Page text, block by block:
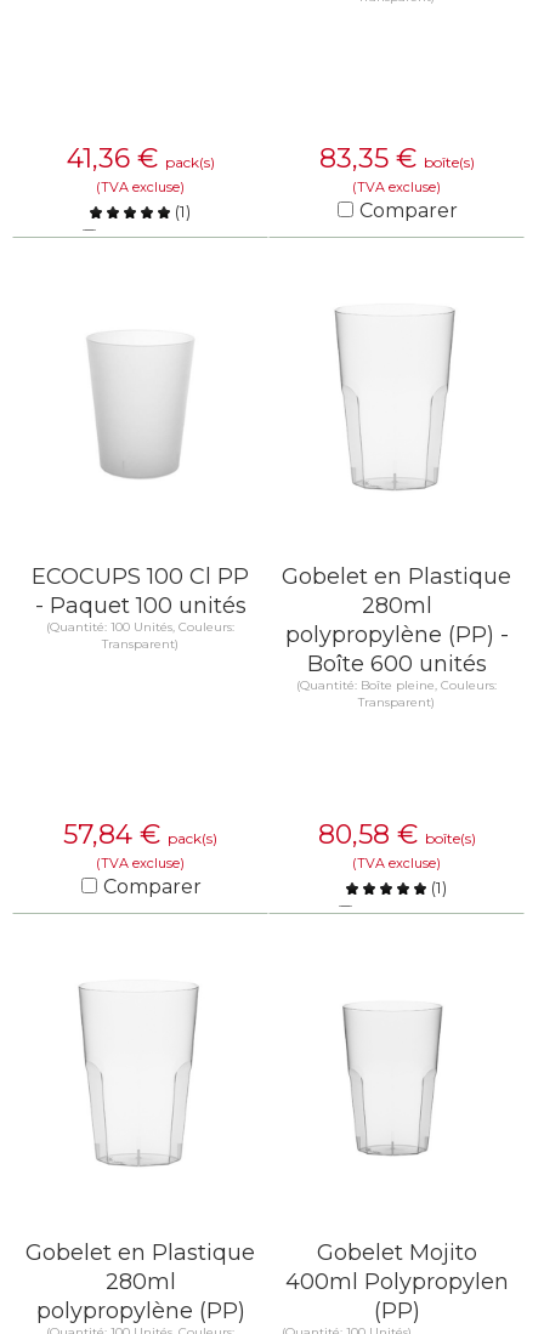
41,36 € pack(s)
(TVA excluse)
(1)
Comparer
83,35 € boîte(s)
(TVA excluse)
Comparer
ECOCUPS 100 Cl PP
- Paquet 100 unités
(Quantité: 100 Unités, Couleurs:
Transparent)
57,84 € pack(s)
(TVA excluse)
Comparer
Gobelet en Plastique
280ml
polypropylène (PP) -
Boîte 600 unités
(Quantité: Boîte pleine, Couleurs:
Transparent)
80,58 € boîte(s)
(TVA excluse)
(1)
Comparer
Gobelet en Plastique
280ml
polypropylène (PP)
Gobelet Mojito
400ml Polypropylen
(PP)